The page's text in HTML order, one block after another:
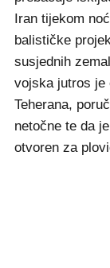
Iran tijekom
balističke
susjednih
vojska jutros je
Teherana,
netočne te da
otvoren za